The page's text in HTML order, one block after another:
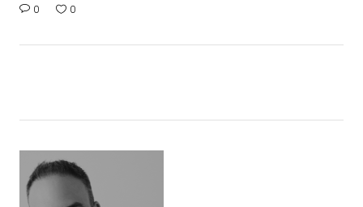
0 0